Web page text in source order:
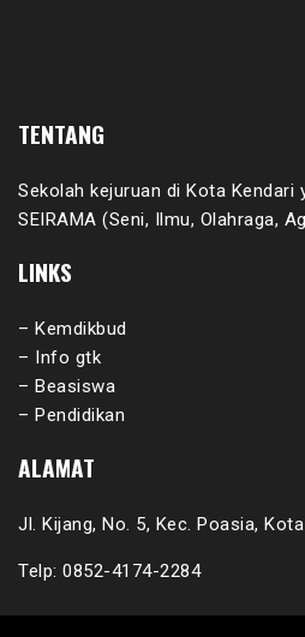
TENTANG
Sekolah kejuruan di Kota
SEIRAMA (Seni, Ilmu, Olahraga,
LINKS
– Kemdikbud
– Info gtk
– Beasiswa
– Pendidikan
ALAMAT
Jl. Kijang, No. 5, Kec. Poasia,
Telp: 0852-4174-2284